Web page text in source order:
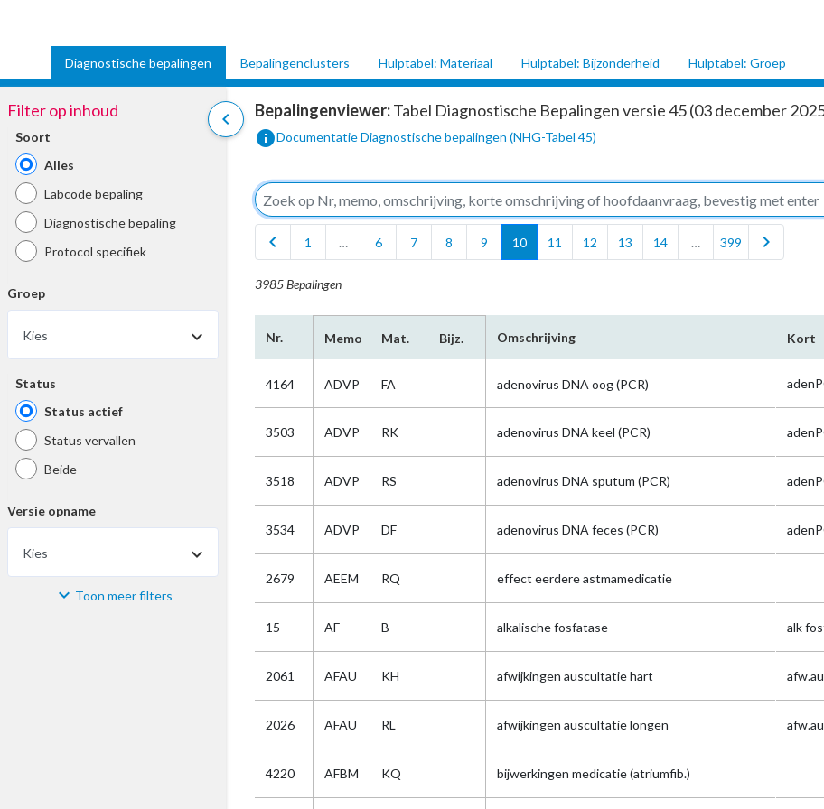
Diagnostische bepalingen Bepalingenclusters Hulptabel: Materiaal Hulptabel: Bijzonderheid Hulptabel: Groep
chevron_left
Filter op inhoud
Soort
Alles
Labcode bepaling
Diagnostische bepaling
Protocol specifiek
Groep
Kies
Status
Status actief
Status vervallen
Beide
Versie opname
Kies
Materiaal Toon meer filters
Bepalingenviewer:Tabel Diagnostische Bepalingen versie 45 (03 december
infoDocumentatie Diagnostische bepalingen (NHG-Tabel 45)
chevron_left
1 … 6 7 8 9 10 11 12 13 14 … 399 chevron_right
3985 Bepalingen
Nr. Memo arrow_drop_downMat. Bijz. Omschrijving Kort
4164 ADVP FA adenovirus DNA oog (PCR)
3503 ADVP RK adenovirus DNA keel (PCR)
3518 ADVP RS adenovirus DNA sputum (PCR)
3534 ADVP DF adenovirus DNA feces (PCR)
2679 AEEM RQ effect eerdere astmamedicatie
15 AF B alkalische fosfatase alk
2061 AFAU KH afwijkingen auscultatie hart
2026 AFAU RL afwijkingen auscultatie longen
4220 AFBM KQ bijwerkingen medicatie (atriumfib.)